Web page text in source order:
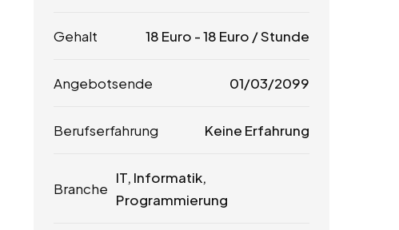
Gehalt 18 Euro -18 Euro / Stunde
Angebotsende 01/03/2099
Berufserfahrung Keine Erfahrung
Branche
IT, Informatik,
Programmierung